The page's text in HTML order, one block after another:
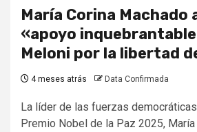
María Corina Machado
«apoyo
Meloni por la libertad
4 meses atrás Data Confirmada
La líder de las fuerzas
Premio Nobel de la Paz 2025, María